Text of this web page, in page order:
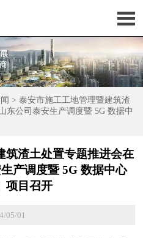

> 泰安市施工工地管理暨建筑渣
东公司泰安生产调度暨 5G 数据中
筑渣土处置专题推进会在
产调度暨 5G 数据中心
项目召开
05/01